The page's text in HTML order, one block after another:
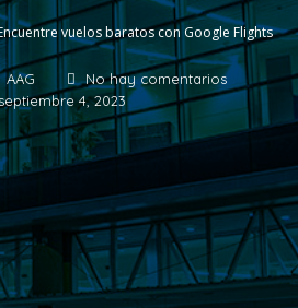
vuelos baratos con Google Flights
AAG
No hay comentarios
septiembre 4, 2023